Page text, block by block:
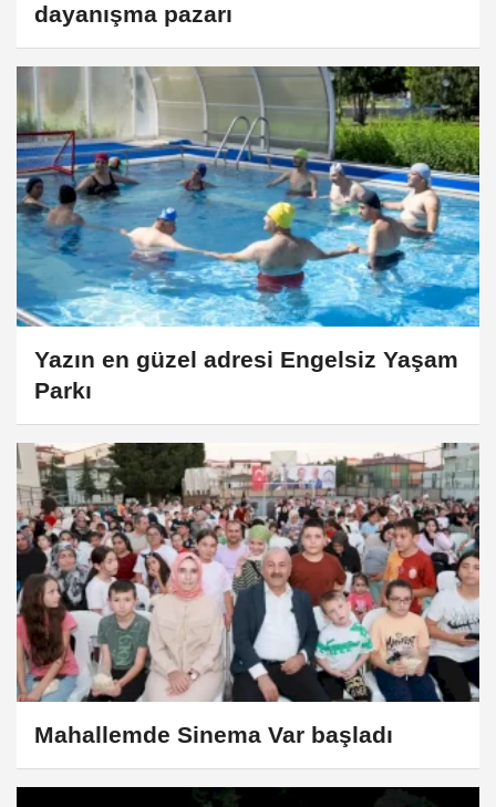
dayanışma pazarı
Yazın en güzel adresi Engelsiz Yaşam
Parkı
Mahallemde Sinema Var başladı